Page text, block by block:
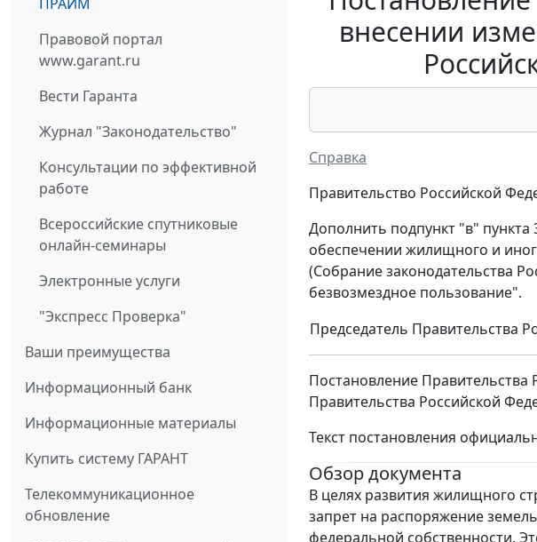
Правовой портал
www.garant.ru
Вести Гаранта
Журнал "Законодательство"
Консультации по эффективной
работе
Всероссийские спутниковые
онлайн-семинары
Электронные услуги
"Экспресс Проверка"
Ваши преимущества
Информационный банк
Информационные материалы
Купить систему ГАРАНТ
Телекоммуникационное
обновление
внесении
Справка
Правительство Российской
Дополнить подпункт "в" пункта
обеспечении жилищного и
(Собрание законодательства
безвозмездное пользование".
Председатель Правительства
Постановление Правительства
Правительства Российской
Текст постановления
Обзор документа
В целях развития жилищного
запрет на распоряжение
федеральной собственности.